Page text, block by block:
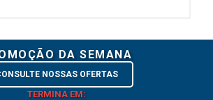
DA SEMANA
NOSSAS OFERTAS
TERMINA EM: